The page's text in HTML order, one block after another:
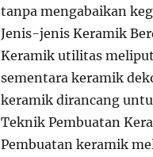
tanpa mengabaikan
Jenis-jenis Keramik
Keramik utilitas
sementara keramik
keramik dirancang
Teknik Pembuatan
Pembuatan keramik